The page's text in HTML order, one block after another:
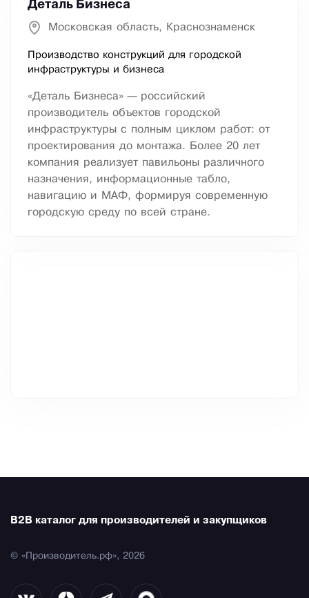
Деталь Бизнеса
Московская область, Краснознаменск
Производство конструкций для городской
инфраструктуры и бизнеса
«Деталь Бизнеса» — российский
производитель объектов городской
инфраструктуры с полным циклом работ: от
проектирования до монтажа. Более 20 лет
компания реализует павильоны различного
назначения, информационные табло,
навигацию и МАФ, формируя современную
городскую среду по всей стране.
B2B каталог для производителей и закупщиков
© «Производитель.рф», 2026